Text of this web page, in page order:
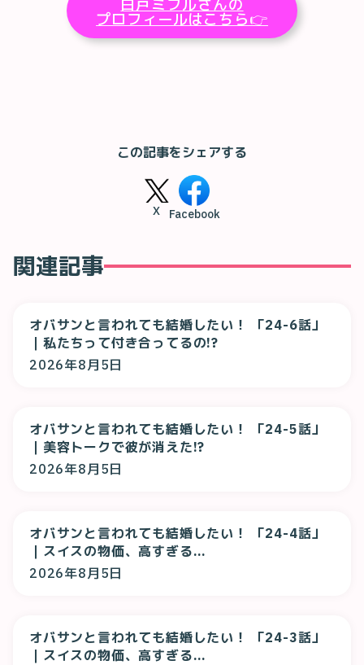
白戸ミフルさんの
プロフィールはこちら👉
この記事をシェアする
X Facebook
関連記事
オバサンと言われても結婚したい！ 「24-6話」
｜私たちって付き合ってるの!?
2026年8月5日
オバサンと言われても結婚したい！ 「24-5話」
｜美容トークで彼が消えた!?
2026年8月5日
オバサンと言われても結婚したい！ 「24-4話」
｜スイスの物価、高すぎる…
2026年8月5日
オバサンと言われても結婚したい！ 「24-3話」
｜スイスの物価、高すぎる…